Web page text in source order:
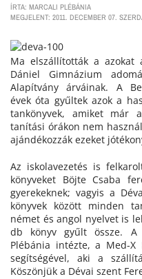
ÍRTA: MARCALI PLÉBÁNIA
MEGJELENT: 2011. DECEMBER 07.
Ma elszállították a azokat
Dániel Gimnázium
Alapítvány árváinak. A
évek óta gyűltek azok a
tankönyvek, amiket már
tanítási órákon nem
ajándékozzák ezeket
Az iskolavezetés is
könyveket Böjte Csaba
gyerekeknek; vagyis a
könyvek között minden
német és angol nyelvet is
db könyv gyűlt össze. A
Plébánia intézte, a Med-
segítségével, aki a
Köszönjük a Dévai szent